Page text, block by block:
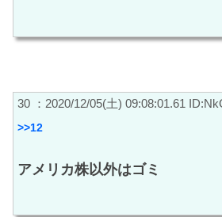
30 ：2020/12/05(土) 09:08:01.61
>>12
アメリカ株以外はゴミ